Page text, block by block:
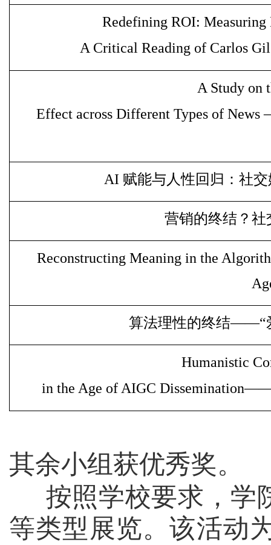
Redefining ROI:
A Critical Reading of Carlos
A Study on
Effect across Different Types of
AI 赋能与人性回归：社
营销的终结？
Reconstructing Meaning in the
算法理性的终结——“
Humanistic
in the Age of AIGC
其余小组获优秀奖。
按照学校要求，学
等类型展览。该活动